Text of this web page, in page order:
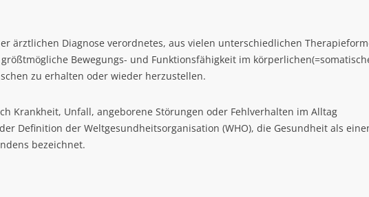
ärztlichen Diagnose verordnetes, aus vielen unterschiedlichen
Bewegungs- und Funktionsfähigkeit im
zu erhalten oder wieder herzustellen.
Krankheit, Unfall, angeborene Störungen oder Fehlverhalten im Alltag
Definition der Weltgesundheitsorganisation (WHO), die Gesundheit als
bezeichnet.